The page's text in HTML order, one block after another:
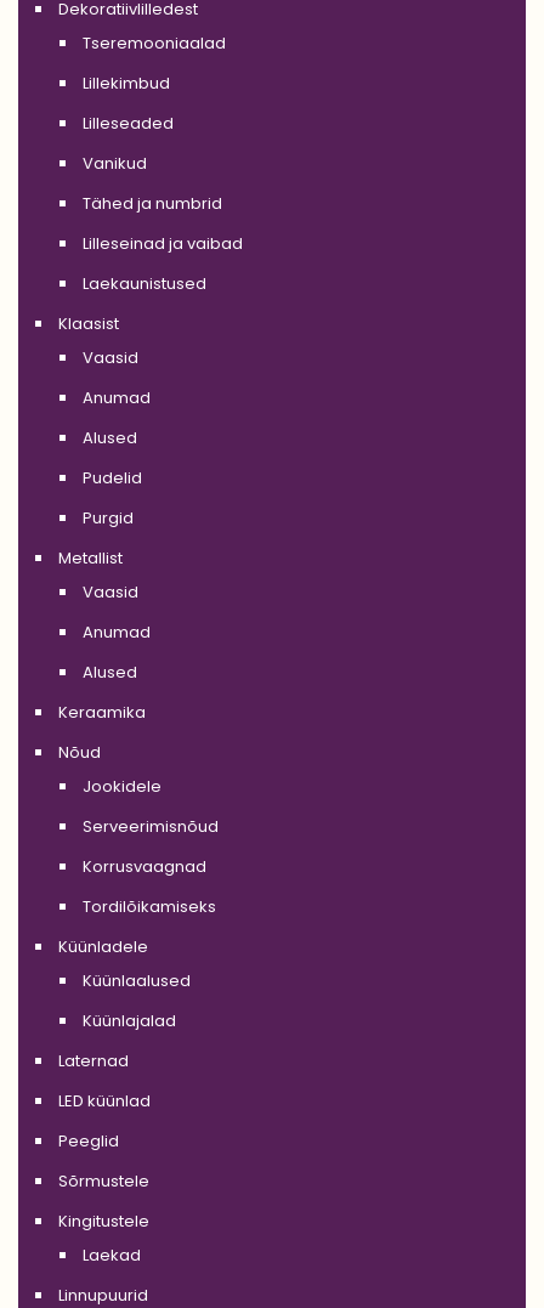
Dekoratiivlilledest
Tseremooniaalad
Lillekimbud
Lilleseaded
Vanikud
Tähed ja numbrid
Lilleseinad ja vaibad
Laekaunistused
Klaasist
Vaasid
Anumad
Alused
Pudelid
Purgid
Metallist
Vaasid
Anumad
Alused
Keraamika
Nõud
Jookidele
Serveerimisnõud
Korrusvaagnad
Tordilõikamiseks
Küünladele
Küünlaalused
Küünlajalad
Laternad
LED küünlad
Peeglid
Sõrmustele
Kingitustele
Laekad
Linnupuurid